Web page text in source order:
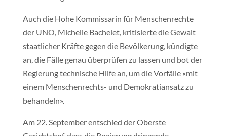
Auch die Hohe Kommissarin für Menschenrechte
der UNO, Michelle Bachelet, kritisierte die Gewalt
staatlicher Kräfte gegen die Bevölkerung, kündigte
an, die Fälle genau überprüfen zu lassen und bot der
Regierung technische Hilfe an, um die Vorfälle «mit
einem Menschenrechts- und Demokratiansatz zu
behandeln».
Am 22. September entschied der Oberste